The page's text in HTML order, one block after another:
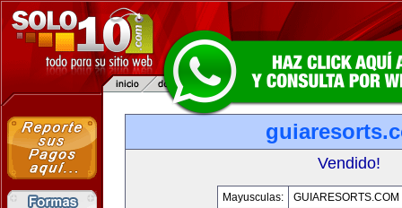
Vendido!
Mayusculas:
GUIARESORTS.COM